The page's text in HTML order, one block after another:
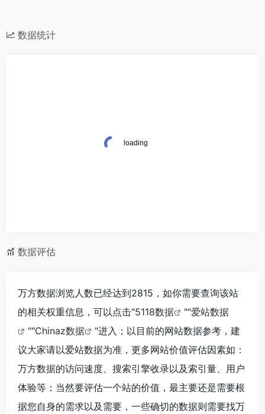
数据统计
数据评估
万方数据浏览人数已经达到2815，如你需要查询该站
的相关权重信息，可以点击"5118数据 ""爱站数据
""Chinaz数据
"进入；以目前的网站数据参考，建
议大家请以爱站数据为准，更多网站价值评估因素如：
万方数据的访问速度、搜索引擎收录以及索引量、用户
体验等；当然要评估一个站的价值，最主要还是需要根
据您自身的需求以及需要，一些确切的数据则需要找万